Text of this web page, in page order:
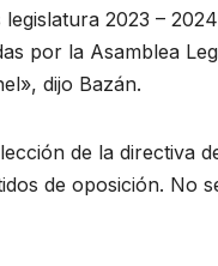
2023 –
por la Asamblea
dijo Bazán.
de la directiva
de oposición. No